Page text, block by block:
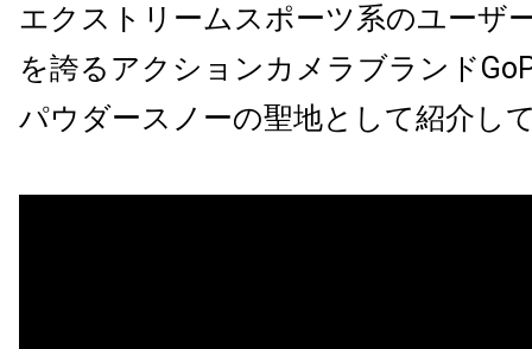
エクストリームスポーツ系のユーザ
を誇るアクションカメラブランド
パウダースノーの聖地として紹介し